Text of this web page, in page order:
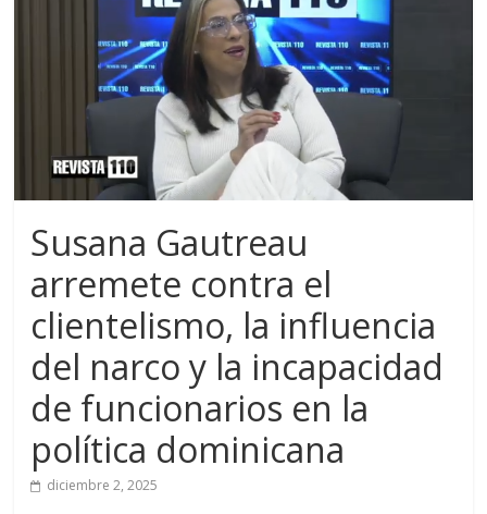
Susana Gautreau
arremete contra el
clientelismo, la influencia
del narco y la incapacidad
de funcionarios en la
política dominicana
diciembre 2, 2025